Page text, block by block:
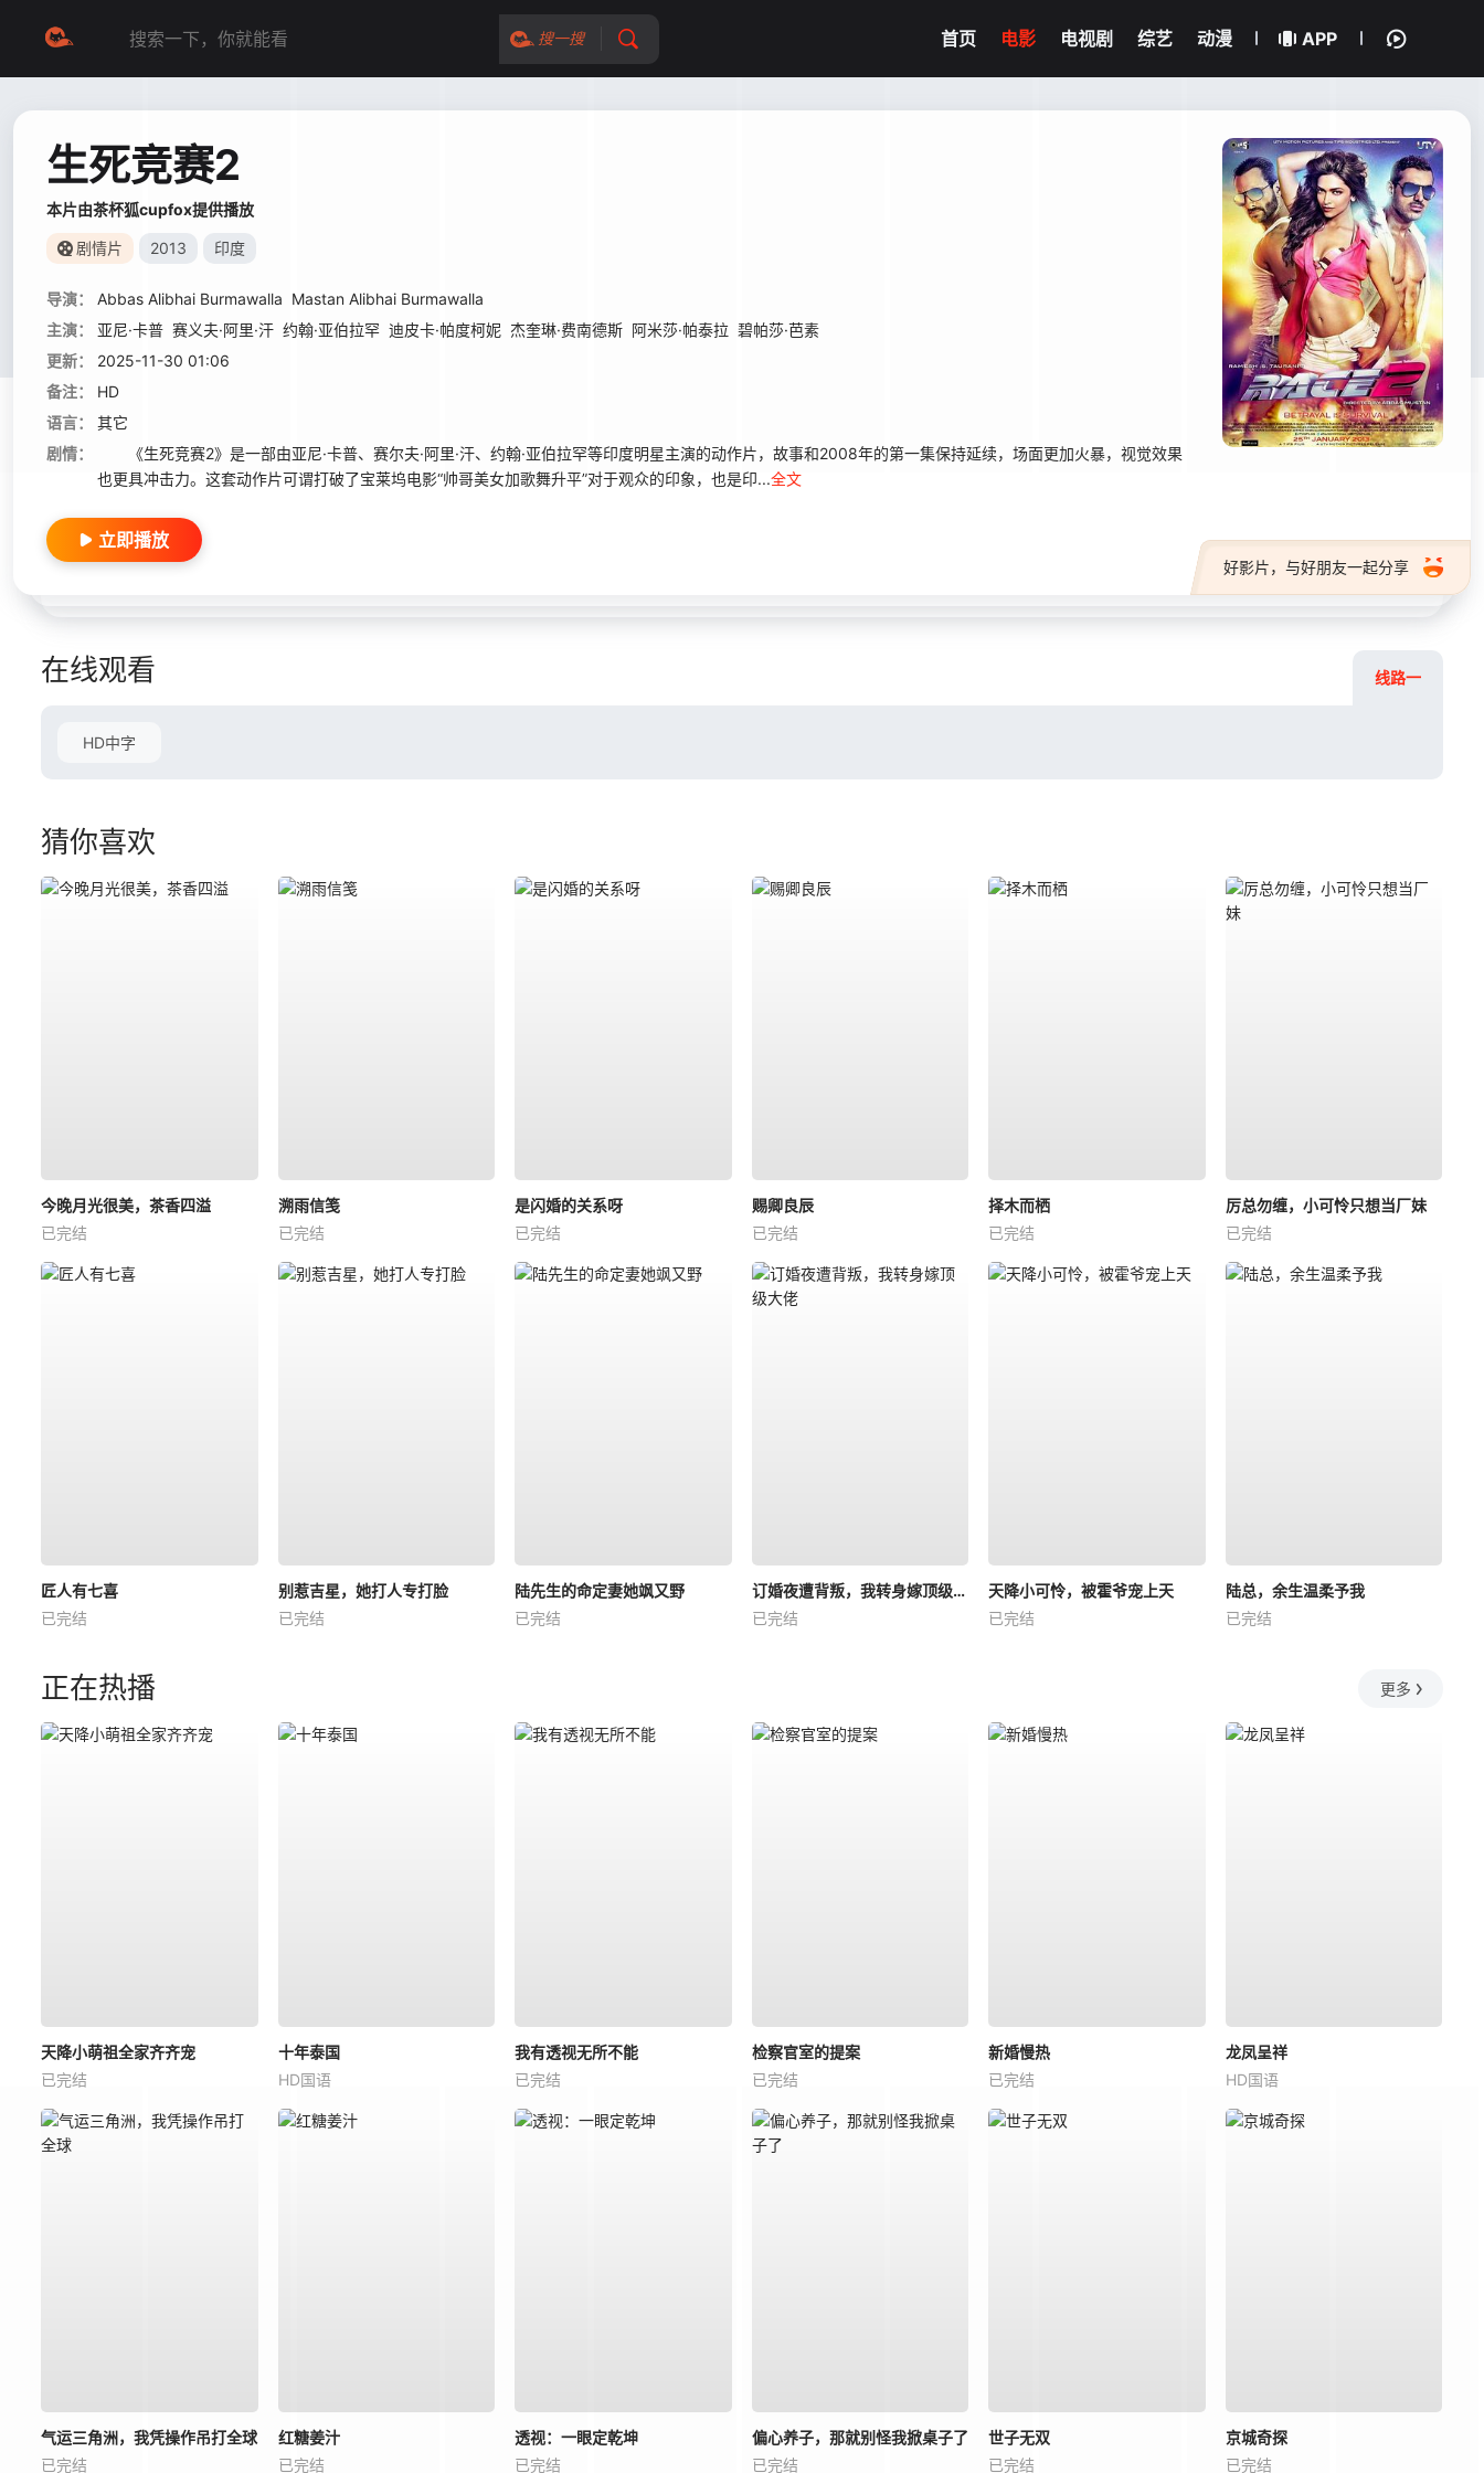
搜一搜 首页 电影 电视剧 综艺 动漫 APP
生死竞赛2
本片由茶杯狐cupfox提供播放
剧情片 2013 印度
导演： Abbas Alibhai Burmawalla Mastan Alibhai Burmawalla
主演：
亚尼·卡普 赛义夫·阿里·汗 约翰·亚伯拉罕 迪皮卡·帕度柯妮 杰奎琳·费南德斯 阿米莎·帕泰拉 碧帕莎·芭素
更新：
2025-11-30 01:06
备注：
HD
语言：
其它
剧情：
《生死竞赛2》是一部由亚尼·卡普、赛尔夫·阿里·汗、约翰·亚伯拉罕等印度明星主演的动作片，故事和2008年的第一集保持延续，场面更加火暴，视觉效果
也更具冲击力。这套动作片可谓打破了宝莱坞电影“帅哥美女加歌舞升平”对于观众的印象，也是印...全文
好影片，与好朋友一起分享
立即播放
在线观看 线路一
HD中字
猜你喜欢
今晚月光很美，茶香四溢
已完结
溯雨信笺
已完结
是闪婚的关系呀
已完结
赐卿良辰
已完结
择木而栖
已完结
厉总勿缠，小可怜只想当厂妹
已完结
匠人有七喜
已完结
别惹吉星，她打人专打脸
已完结
陆先生的命定妻她飒又野
已完结
订婚夜遭背叛，我转身嫁顶级大佬
已完结
天降小可怜，被霍爷宠上天
已完结
陆总，余生温柔予我
已完结
正在热播 更多
天降小萌祖全家齐齐宠
已完结
十年泰国
HD国语
我有透视无所不能
已完结
检察官室的提案
已完结
新婚慢热
已完结
龙凤呈祥
HD国语
气运三角洲，我凭操作吊打全球
已完结
红糖姜汁
已完结
透视：一眼定乾坤
已完结
偏心养子，那就别怪我掀桌子了
已完结
世子无双
已完结
京城奇探
已完结